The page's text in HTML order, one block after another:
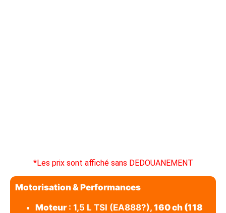
*Les prix sont affiché sans DEDOUANEMENT
Motorisation & Performances
Moteur: 1,5 L TSI (EA888?), 160 ch (118